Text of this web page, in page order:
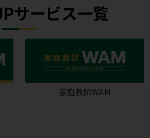
サービス一覧
家庭教師WAM